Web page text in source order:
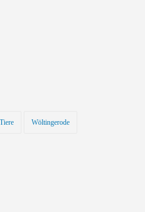
Tiere Wöltingerode